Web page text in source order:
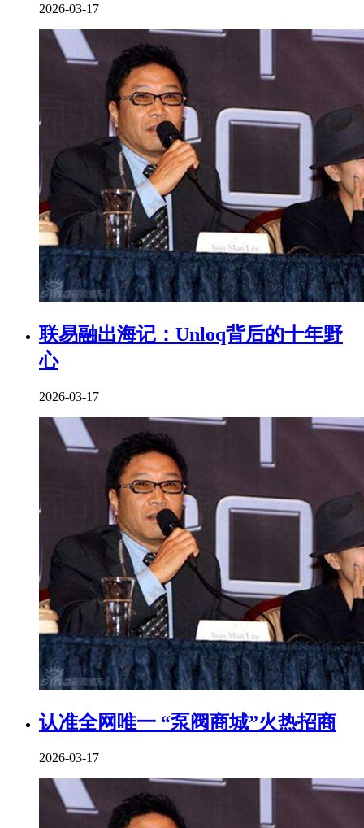
2026-03-17
联易融出海记：Unloq背后的十年野
心
2026-03-17
认准全网唯一 “泵阀商城”火热招商
2026-03-17